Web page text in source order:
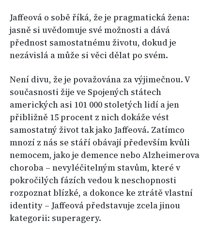
Jaffeová o sobě říká, že je pragmatická žena:
jasně si uvědomuje své možnosti a dává
přednost samostatnému životu, dokud je
nezávislá a může si věci dělat po svém.
Není divu, že je považována za výjimečnou. V
současnosti žije ve Spojených státech
amerických asi 101 000 stoletých lidí a jen
přibližně 15 procent z nich dokáže vést
samostatný život tak jako Jaffeová. Zatímco
mnozí z nás se stáří obávají především kvůli
nemocem, jako je demence nebo Alzheimerova
choroba – nevyléčitelným stavům, které v
pokročilých fázích vedou k neschopnosti
rozpoznat blízké, a dokonce ke ztrátě vlastní
identity – Jaffeová představuje zcela jinou
kategorii: superagery.